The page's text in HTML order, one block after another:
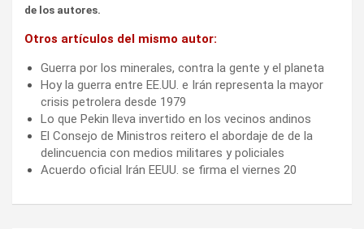
de los autores.
Otros artículos del mismo autor:
Guerra por los minerales, contra la gente y el planeta
Hoy la guerra entre EE.UU. e Irán representa la mayor
crisis petrolera desde 1979
Lo que Pekin lleva invertido en los vecinos andinos
El Consejo de Ministros reitero el abordaje de de la
delincuencia con medios militares y policiales
Acuerdo oficial Irán EEUU. se firma el viernes 20